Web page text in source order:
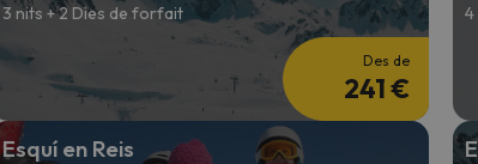
Quan trobi la seva brúixola torna.
3 nits + 2 Dies de forfait
Des de
241 €
Esquí en Reis